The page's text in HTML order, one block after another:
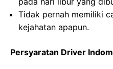
Tidak pernah memiliki
kejahatan apapun.
Persyaratan Driver